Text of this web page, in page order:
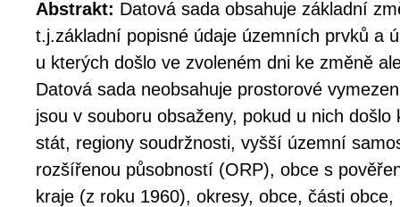
Abstrakt: Datová sada obsahuje základní
t.j.základní popisné údaje územních prvků a
u kterých došlo ve zvoleném dni ke změně
Datová sada neobsahuje prostorové
jsou v souboru obsaženy, pokud u nich
stát, regiony soudržnosti, vyšší územní
rozšířenou působností (ORP), obce s
kraje (z roku 1960), okresy, obce, části